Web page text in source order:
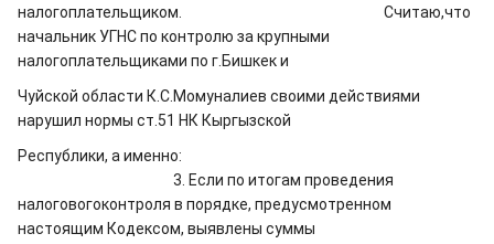
налогоплательщиком. Считаю,что
начальник УГНС по контролю за крупными
налогоплательщиками по г.Бишкек и
Чуйской области К.С.Момуналиев своими действиями
нарушил нормы ст.51 НК Кыргызской
Республики, а именно:
3. Если по итогам проведения
налоговогоконтроля в порядке, предусмотренном
настоящим Кодексом, выявлены суммы